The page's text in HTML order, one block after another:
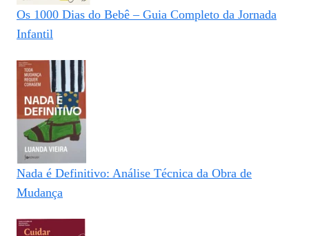
Os 1000 Dias do Bebê – Guia Completo da Jornada
Infantil
Nada é Definitivo: Análise Técnica da Obra de
Mudança